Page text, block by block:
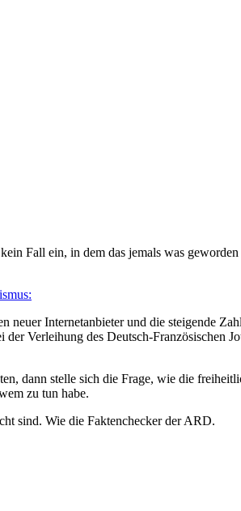
Fall ein, in dem das jemals was
neuer Internetanbieter und die steigende
Verleihung des Deutsch-Französischen
dann stelle sich die Frage, wie die
zu tun habe.
sind. Wie die Faktenchecker der ARD.